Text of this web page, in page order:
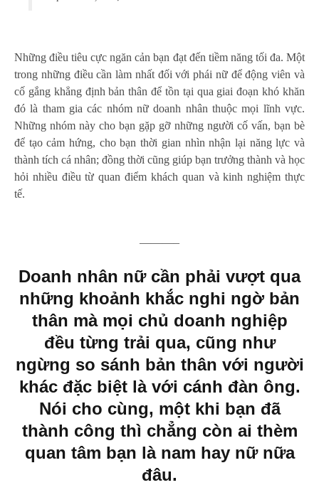
Những điều tiêu cực ngăn cản bạn đạt đến tiềm năng tối đa. Một
trong những điều cần làm nhất đối với phái nữ để động viên và
cố gắng khẳng định bản thân để tồn tại qua giai đoạn khó khăn
đó là tham gia các nhóm nữ doanh nhân thuộc mọi lĩnh vực.
Những nhóm này cho bạn gặp gỡ những người cố vấn, bạn bè
để tạo cảm hứng, cho bạn thời gian nhìn nhận lại năng lực và
thành tích cá nhân; đồng thời cũng giúp bạn trưởng thành và học
hỏi nhiều điều từ quan điểm khách quan và kinh nghiệm thực
tế.
———–
Doanh nhân nữ cần phải vượt qua
những khoảnh khắc nghi ngờ bản
thân mà mọi chủ doanh nghiệp
đều từng trải qua, cũng như
ngừng so sánh bản thân với người
khác đặc biệt là với cánh đàn ông.
Nói cho cùng, một khi bạn đã
thành công thì chẳng còn ai thèm
quan tâm bạn là nam hay nữ nữa
đâu.